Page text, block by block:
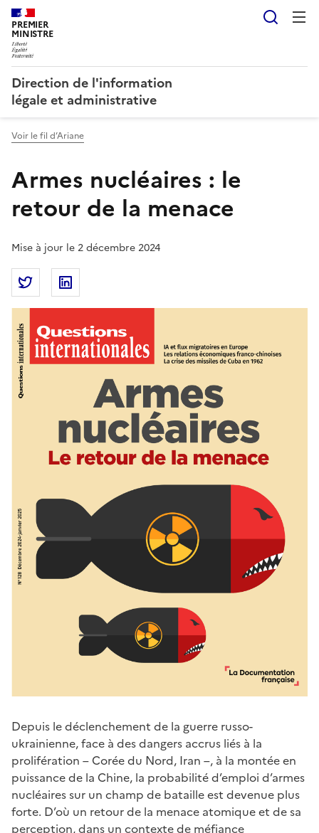
PREMIER
MINISTRE
Direction de l'information
légale et administrative
Voir le fil d’Ariane
Armes nucléaires : le
retour de la menace
Mise à jour le 2 décembre 2024
Partager la page
Partager Armes nucléaires : le retour de la menace
Depuis le déclenchement de la guerre russo-
ukrainienne, face à des dangers accrus liés à la
prolifération – Corée du Nord, Iran –, à la montée en
puissance de la Chine, la probabilité d’emploi d’armes
nucléaires sur un champ de bataille est devenue plus
forte. D’où un retour de la menace atomique et de sa
perception, dans un contexte de méfiance